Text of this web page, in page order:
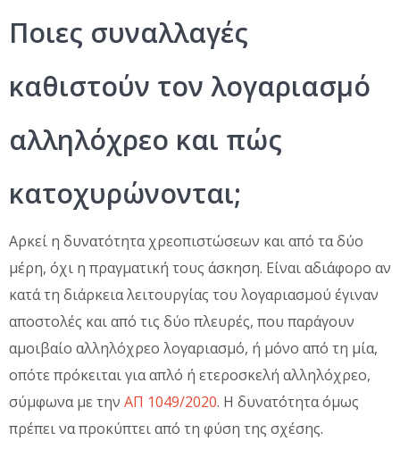
Ποιες συναλλαγές
καθιστούν τον λογαριασμό
αλληλόχρεο και πώς
κατοχυρώνονται;
Αρκεί η δυνατότητα χρεοπιστώσεων και από τα δύο
μέρη, όχι η πραγματική τους άσκηση. Είναι αδιάφορο αν
κατά τη διάρκεια λειτουργίας του λογαριασμού έγιναν
αποστολές και από τις δύο πλευρές, που παράγουν
αμοιβαίο αλληλόχρεο λογαριασμό, ή μόνο από τη μία,
οπότε πρόκειται για απλό ή ετεροσκελή αλληλόχρεο,
σύμφωνα με την ΑΠ 1049/2020. Η δυνατότητα όμως
πρέπει να προκύπτει από τη φύση της σχέσης.